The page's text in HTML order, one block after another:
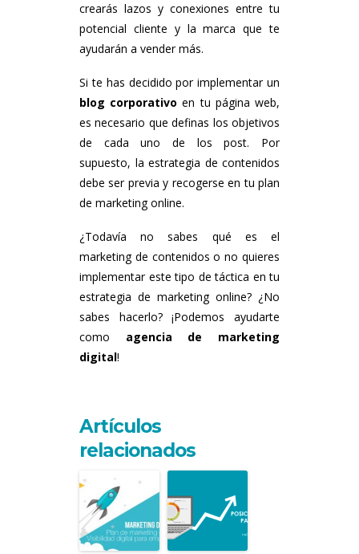
crearás lazos y conexiones entre tu
potencial cliente y la marca que te
ayudarán a vender más.
Si te has decidido por implementar un
blog corporativo en tu página web,
es necesario que definas los objetivos
de cada uno de los post. Por
supuesto, la estrategia de contenidos
debe ser previa y recogerse en tu plan
de marketing online.
¿Todavía no sabes qué es el
marketing de contenidos o no quieres
implementar este tipo de táctica en tu
estrategia de marketing online? ¿No
sabes hacerlo? ¡Podemos ayudarte
como agencia de marketing
digital!
Artículos
relacionados